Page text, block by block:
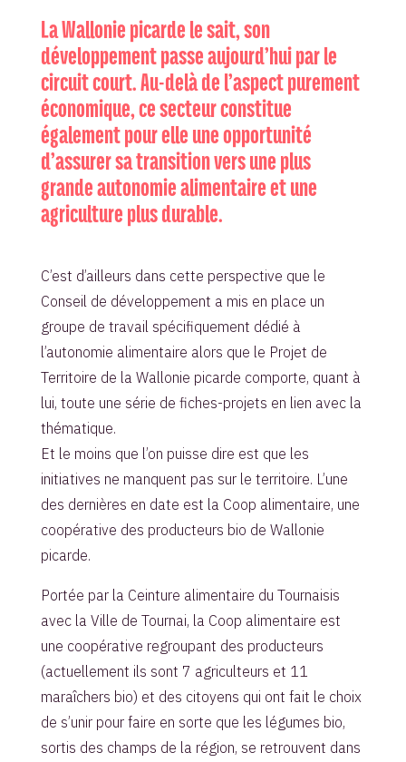
La Wallonie picarde le sait, son
développement passe aujourd’hui par le
circuit court. Au-delà de l’aspect purement
économique, ce secteur constitue
également pour elle une opportunité
d’assurer sa transition vers une plus
grande autonomie alimentaire et une
agriculture plus durable.
C’est d’ailleurs dans cette perspective que le
Conseil de développement a mis en place un
groupe de travail spécifiquement dédié à
l’autonomie alimentaire alors que le Projet de
Territoire de la Wallonie picarde comporte, quant à
lui, toute une série de fiches-projets en lien avec la
thématique.
Et le moins que l’on puisse dire est que les
initiatives ne manquent pas sur le territoire. L’une
des dernières en date est la Coop alimentaire, une
coopérative des producteurs bio de Wallonie
picarde.
Portée par la Ceinture alimentaire du Tournaisis
avec la Ville de Tournai, la Coop alimentaire est
une coopérative regroupant des producteurs
(actuellement ils sont 7 agriculteurs et 11
maraîchers bio) et des citoyens qui ont fait le choix
de s’unir pour faire en sorte que les légumes bio,
sortis des champs de la région, se retrouvent dans